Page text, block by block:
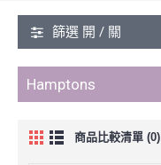
篩選 開 / 關
Hamptons
商品比較清單 (0)